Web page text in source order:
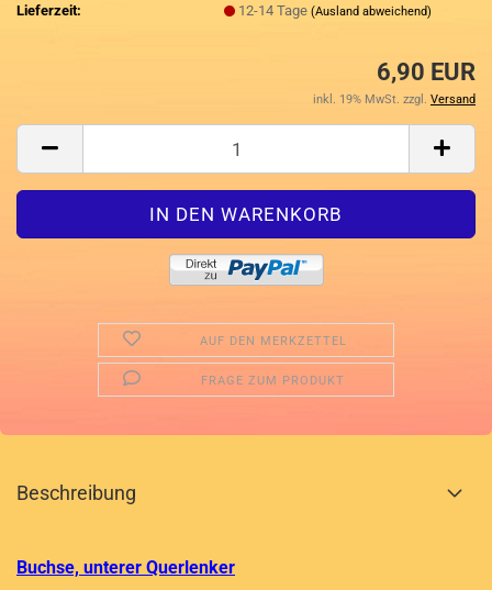
Lieferzeit:
12-14 Tage(Ausland abweichend)
6,90 EUR
inkl. 19% MwSt. zzgl. Versand
AUF DEN MERKZETTEL
FRAGE ZUM PRODUKT
Beschreibung
Buchse, unterer Querlenker